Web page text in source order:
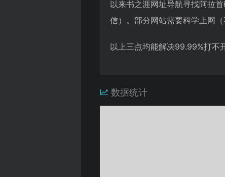
以来书之涯网址导航寻找阿拉
信）。部分网站需要科学上网（
以上三点均能解决99.99%打不
数据统计